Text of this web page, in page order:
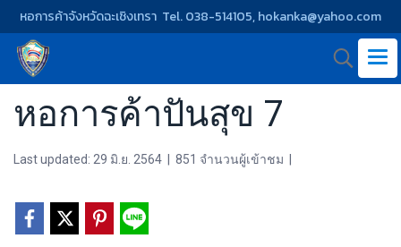
หอการค้าจังหวัดฉะเชิงเทรา Tel. 038-514105, hokanka@yahoo.com
หอการค้าปันสุข 7
Last updated: 29 มิ.ย. 2564 851 จำนวนผู้เข้าชม